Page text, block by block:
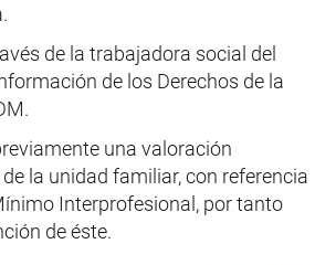
de la trabajadora social del
de los Derechos de la
una valoración
la unidad familiar, con referencia
Interprofesional, por tanto
de éste.